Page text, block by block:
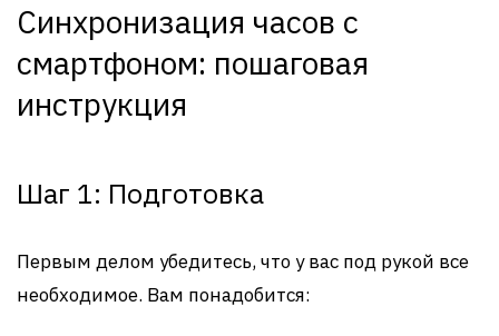
Синхронизация часов с
смартфоном: пошаговая
инструкция
Шаг 1: Подготовка
Первым делом убедитесь, что у вас под рукой все
необходимое. Вам понадобится: